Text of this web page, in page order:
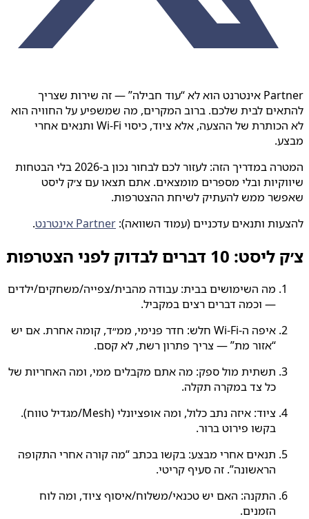
Partner אינטרנט הוא לא “עוד חבילה” — זה שירות שצריך
להתאים לבית שלכם. ברוב המקרים, מה שמשפיע על החוויה הוא
לא הכותרת של ההצעה, אלא ציוד, כיסוי Wi‑Fi ותנאים אחרי
מבצע.
המטרה במדריך הזה: לעזור לכם לבחור נכון ב‑2026 בלי הבטחות
שיווקיות ובלי מספרים מומצאים. אתם תצאו עם צ׳ק ליסט
שאפשר ממש להעתיק לשיחת ההצטרפות.
להצעות ותנאים עדכניים (עמוד השוואה): Partner אינטרנט .
צ׳ק ליסט: 10 דברים לבדוק לפני הצטרפות
מה השימושים בבית: עבודה מהבית/צפייה/משחקים/ילדים
— וכמה דברים רצים במקביל.
איפה ה‑Wi‑Fi חלש: חדר פנימי, ממ״ד, קומה אחרת. אם יש
“אזור מת” — צריך פתרון רשת, לא קסם.
תשתית מול ספק: מה אתם מקבלים ממי, ומה האחריות של
כל צד במקרה תקלה.
ציוד: איזה נתב כלול, ומה אופציונלי (Mesh/מגדיל טווח).
בקשו פירוט ברור.
תנאים אחרי מבצע: בקשו בכתב “מה קורה אחרי התקופה
הראשונה”. זה סעיף קריטי.
התקנה: האם יש טכנאי/משלוח/איסוף ציוד, ומה לוח
הזמנים.